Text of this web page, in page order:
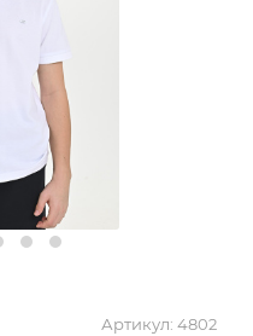
Артикул: 4802